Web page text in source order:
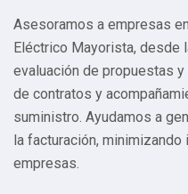
Asesoramos a empresas
Eléctrico Mayorista, desde
evaluación de propuestas
de contratos y
suministro. Ayudamos a
la facturación,
empresas.